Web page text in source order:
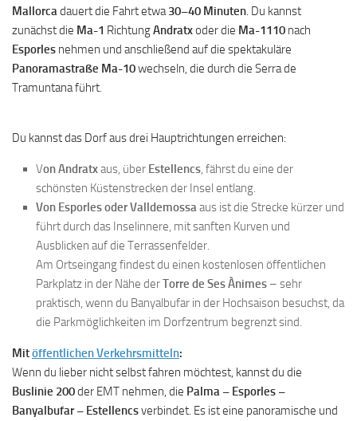
Mallorca dauert die Fahrt etwa 30–40 Minuten . Du kannst
zunächst die Ma-1 RichtungAndratxoder die Ma-1110 nach
Esporles nehmen und anschließend auf die spektakuläre
Panoramastraße Ma-10wechseln, die durch die Serra de
Tramuntana führt.
Du kannst das Dorf aus drei Hauptrichtungen erreichen:
Von Andratxaus, über Estellencs , fährst du eine der
schönsten Küstenstrecken der Insel entlang.
Von Esporles oder Valldemossa aus ist die Strecke kürzer und
führt durch das Inselinnere, mit sanften Kurven und
Ausblicken auf die Terrassenfelder.
Am Ortseingang findest du einen kostenlosen öffentlichen
Parkplatz in der Nähe derTorre de Ses Ànimes – sehr
praktisch, wenn du Banyalbufar in der Hochsaison besuchst, da
die Parkmöglichkeiten im Dorfzentrum begrenzt sind.
Mitöffentlichen Verkehrsmitteln:
Wenn du lieber nicht selbst fahren möchtest, kannst du die
Buslinie 200der EMT nehmen, die Palma – Esporles –
Banyalbufar – Estellencsverbindet. Es ist eine panoramische und